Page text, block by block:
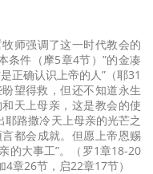
师强调了这一时代教会的
条件（摩5章4节）”的金凑
正确认识上帝的人”（耶31
望得救，但还不知道永生
天上母亲，这是教会的使
耶路撒冷天上母亲的光芒之
都会成就。但愿上帝恩赐
的大事工”。（罗1章18-20
章26节，启22章17节）